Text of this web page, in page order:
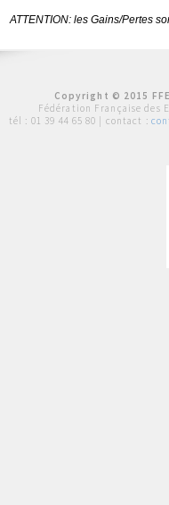
ATTENTION: les Gains/Pertes
Copyright © 2015
Fédération Française des
tél : 01 39 44 65 80 | contact :